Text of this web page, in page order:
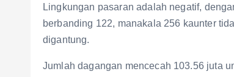
Lingkungan pasaran adalah negatif,
berbanding 122, manakala 256 kaunter
digantung.
Jumlah dagangan mencecah 103.56 juta